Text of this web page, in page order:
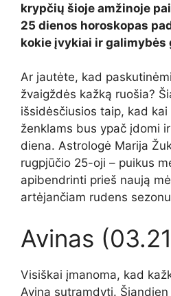
krypčių šioje amžinoje
25 dienos horoskopas
kokie įvykiai ir galimybės
Ar jautėte, kad
žvaigždės kažką ruošia?
išsidėsčiusios taip, kad
ženklams bus ypač įdomi
diena. Astrologė Marija
rugpjūčio 25-oji – puikus
apibendrinti prieš naują
artėjančiam rudens
Avinas
Visiškai įmanoma, kad
Aviną sutramdyti.